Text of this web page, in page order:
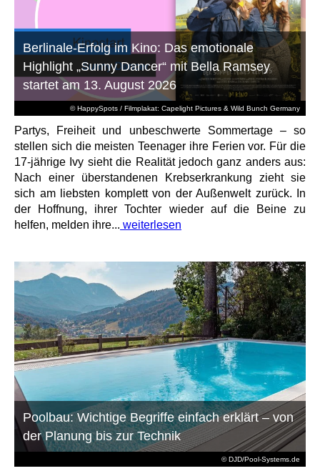
© HappySpots / Filmplakat: Capelight Pictures & Wild Bunch Germany
Berlinale-Erfolg im Kino: Das emotionale
Highlight „Sunny Dancer“ mit Bella Ramsey
startet am 13. August 2026
Partys, Freiheit und unbeschwerte Sommertage – so
stellen sich die meisten Teenager ihre Ferien vor. Für die
17-jährige Ivy sieht die Realität jedoch ganz anders aus:
Nach einer überstandenen Krebserkrankung zieht sie
sich am liebsten komplett von der Außenwelt zurück. In
der Hoffnung, ihrer Tochter wieder auf die Beine zu
helfen, melden ihre... weiterlesen
© DJD/Pool-Systems.de
Poolbau: Wichtige Begriffe einfach erklärt – von
der Planung bis zur Technik